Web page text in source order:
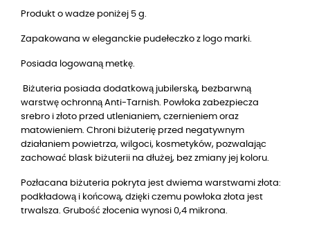
Produkt o wadze poniżej 5 g.
Zapakowana w eleganckie pudełeczko z logo marki.
Posiada logowaną metkę.
Biżuteria posiada dodatkową jubilerską, bezbarwną
warstwę ochronną Anti-Tarnish. Powłoka zabezpiecza
srebro i złoto przed utlenianiem, czernieniem oraz
matowieniem. Chroni biżuterię przed negatywnym
działaniem powietrza, wilgoci, kosmetyków, pozwalając
zachować blask biżuterii na dłużej, bez zmiany jej koloru.
Pozłacana biżuteria pokryta jest dwiema warstwami złota:
podkładową i końcową, dzięki czemu powłoka złota jest
trwalsza. Grubość złocenia wynosi 0,4 mikrona.